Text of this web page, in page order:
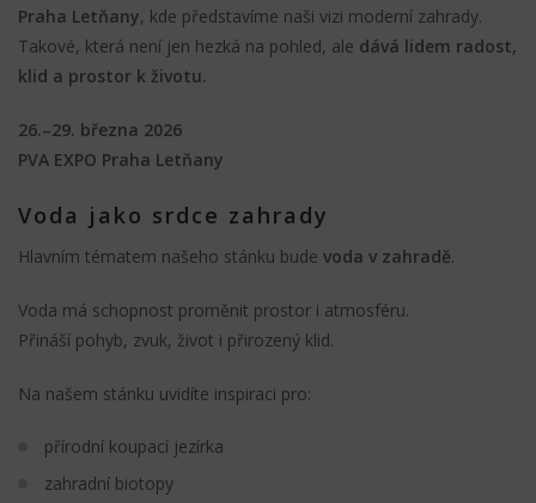
Praha Letňany, kde představíme naši vizi moderní zahrady.
Takové, která není jen hezká na pohled, ale dává lidem radost,
klid a prostor k životu.
26.–29. března 2026
PVA EXPO Praha Letňany
Voda jako srdce zahrady
Hlavním tématem našeho stánku bude voda v zahradě.
Voda má schopnost proměnit prostor i atmosféru.
Přináší pohyb, zvuk, život i přirozený klid.
Na našem stánku uvidíte inspiraci pro:
přírodní koupací jezírka
zahradní biotopy